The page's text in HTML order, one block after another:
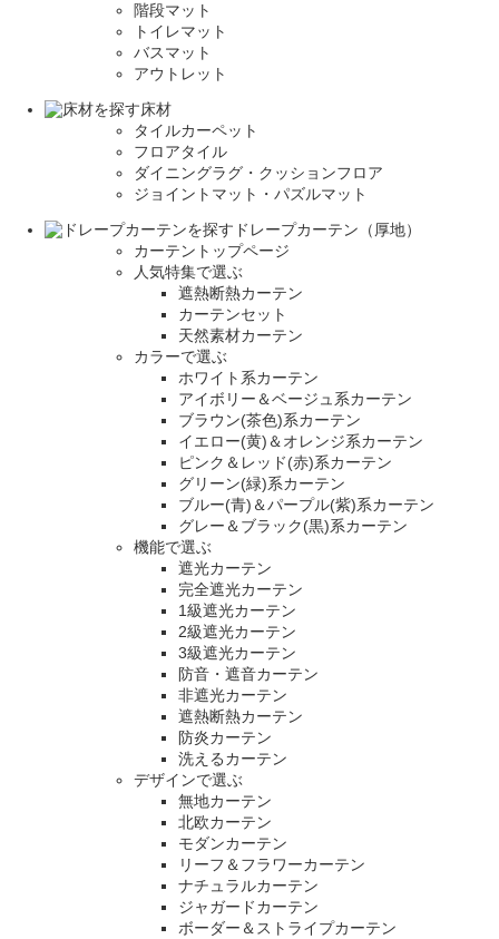
階段マット
トイレマット
バスマット
アウトレット
床材
タイルカーペット
フロアタイル
ダイニングラグ・クッションフロア
ジョイントマット・パズルマット
ドレープカーテン（厚地）
カーテントップページ
人気特集で選ぶ
遮熱断熱カーテン
カーテンセット
天然素材カーテン
カラーで選ぶ
ホワイト系カーテン
アイボリー＆ベージュ系カーテン
ブラウン(茶色)系カーテン
イエロー(黄)＆オレンジ系カーテン
ピンク＆レッド(赤)系カーテン
グリーン(緑)系カーテン
ブルー(青)＆パープル(紫)系カーテン
グレー＆ブラック(黒)系カーテン
機能で選ぶ
遮光カーテン
完全遮光カーテン
1級遮光カーテン
2級遮光カーテン
3級遮光カーテン
防音・遮音カーテン
非遮光カーテン
遮熱断熱カーテン
防炎カーテン
洗えるカーテン
デザインで選ぶ
無地カーテン
北欧カーテン
モダンカーテン
リーフ＆フラワーカーテン
ナチュラルカーテン
ジャガードカーテン
ボーダー＆ストライプカーテン